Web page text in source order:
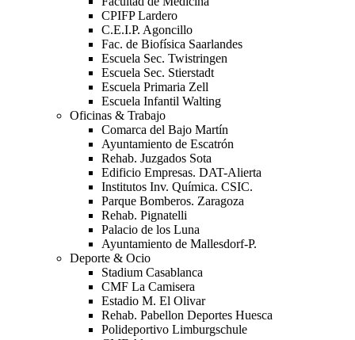
CPIFP Lardero
C.E.I.P. Agoncillo
Fac. de Biofísica Saarlandes
Escuela Sec. Twistringen
Escuela Sec. Stierstadt
Escuela Primaria Zell
Escuela Infantil Walting
Oficinas & Trabajo
Comarca del Bajo Martín
Ayuntamiento de Escatrón
Rehab. Juzgados Sota
Edificio Empresas. DAT-Alierta
Institutos Inv. Química. CSIC.
Parque Bomberos. Zaragoza
Rehab. Pignatelli
Palacio de los Luna
Ayuntamiento de Mallesdorf-P.
Deporte & Ocio
Stadium Casablanca
CMF La Camisera
Estadio M. El Olivar
Rehab. Pabellon Deportes Huesca
Polideportivo Limburgschule